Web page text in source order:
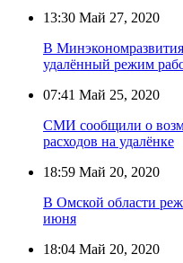
13:30 Май 27, 2020
В Минэкономразвития
удалённый режим
07:41 Май 25, 2020
СМИ сообщили о
расходов на удалёнке
18:59 Май 20, 2020
В Омской области
июня
18:04 Май 20, 2020